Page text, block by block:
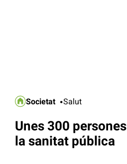
Societat Salut
Unes 300
la sanitat pública